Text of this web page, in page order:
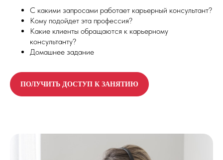
С какими запросами работает карьерный консультант?
Кому подойдет эта профессия?
Какие клиенты обращаются к карьерному
консультанту?
Домашнее задание
ПОЛУЧИТЬ ДОСТУП К ЗАНЯТИЮ